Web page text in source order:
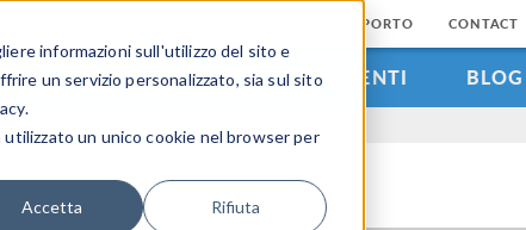
informazioni sull'utilizzo del sito e
un servizio personalizzato, sia sul sito
un unico cookie nel browser per
Accetta Rifiuta
CENTRO DI SUPPORTO CONTACT
GALLERIA DEI VIDEO EVENTI BLOG